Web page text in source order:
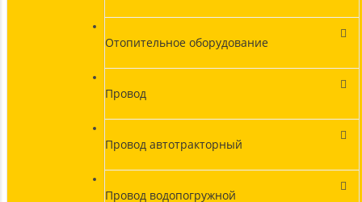
Отопительное оборудование
Провод
Провод автотракторный
Провод водопогружной